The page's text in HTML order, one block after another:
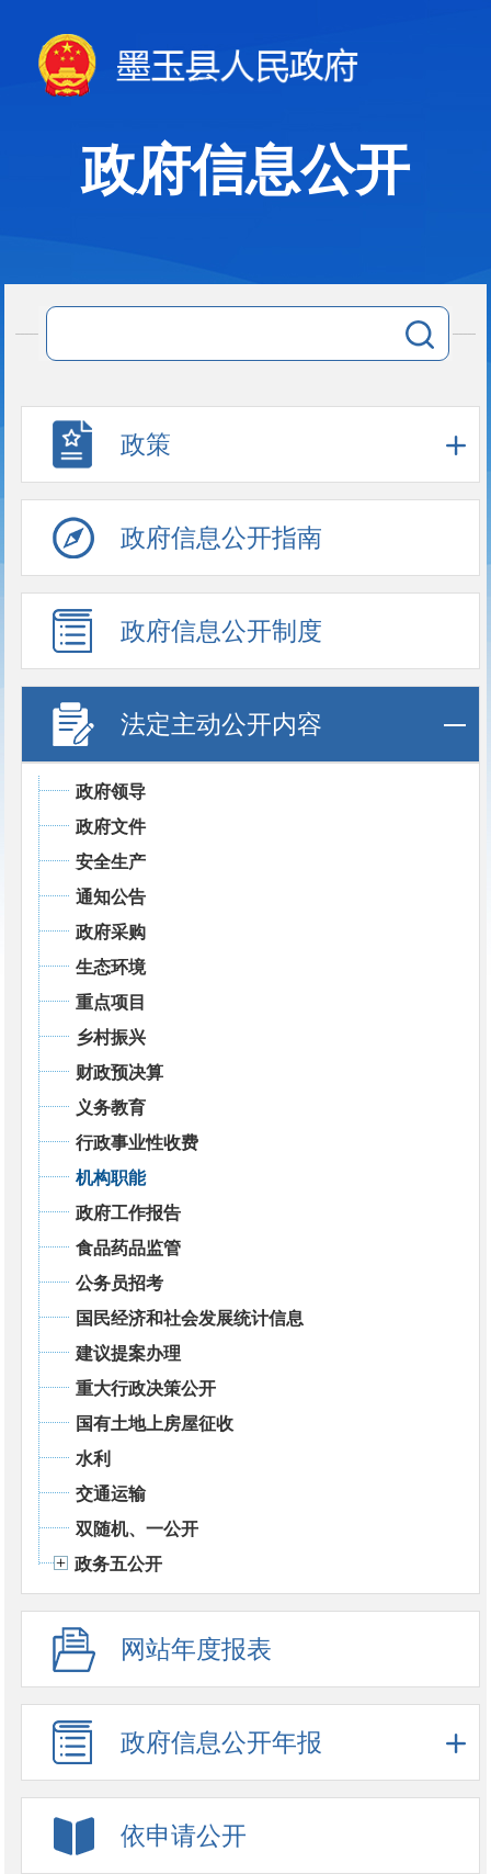
政府信息公开
政策
政府信息公开指南
政府信息公开制度
法定主动公开内容
政府领导
政府文件
安全生产
通知公告
政府采购
生态环境
重点项目
乡村振兴
财政预决算
义务教育
行政事业性收费
机构职能
政府工作报告
食品药品监管
公务员招考
国民经济和社会发展统计信息
建议提案办理
重大行政决策公开
国有土地上房屋征收
水利
交通运输
双随机、一公开
政务五公开
网站年度报表
政府信息公开年报
依申请公开